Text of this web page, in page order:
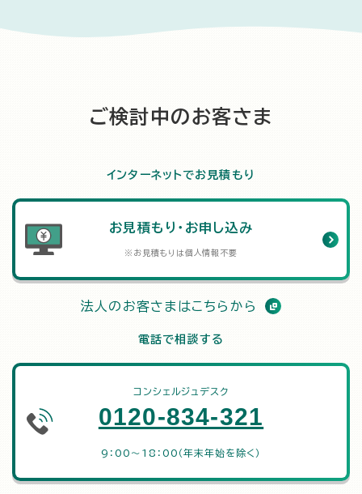
ご検討中のお客さま
インターネットでお見積もり
お見積もり・お申し込み
※お見積もりは個人情報不要
法人のお客さまはこちらから
電話で相談する
コンシェルジュデスク
0120-834-321
9：00～18：00（年末年始を除く）